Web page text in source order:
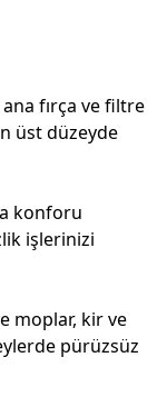
fırça ve filtre
üst düzeyde
konforu
işlerinizi
moplar, kir ve
pürüzsüz